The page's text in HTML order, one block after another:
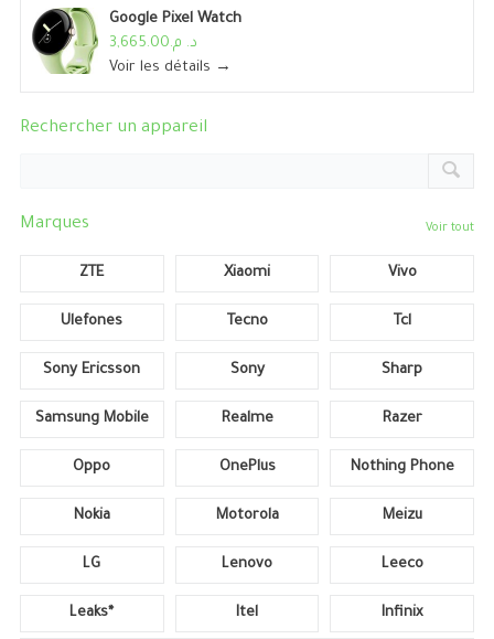
Google Pixel Watch
د. م.3,665.00
Voir les détails →
Rechercher un appareil
Marques Voir tout
ZTE Xiaomi Vivo
Ulefones Tecno Tcl
Sony Ericsson Sony Sharp
Samsung Mobile Realme Razer
Oppo OnePlus Nothing Phone
Nokia Motorola Meizu
LG Lenovo Leeco
Leaks* Itel Infinix